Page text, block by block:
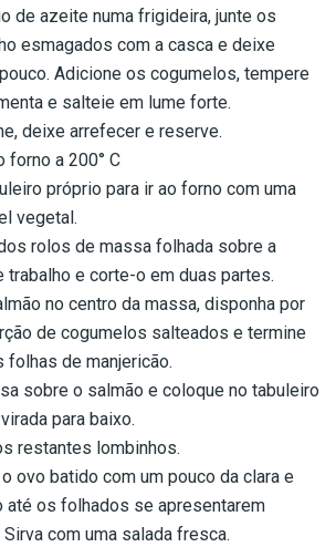
de azeite numa frigideira, junte os
esmagados com a casca e deixe
Adicione os cogumelos, tempere
e salteie em lume forte.
deixe arrefecer e reserve.
forno a 200° C
próprio para ir ao forno com uma
vegetal.
rolos de massa folhada sobre a
trabalho e corte-o em duas partes.
no centro da massa, disponha por
de cogumelos salteados e termine
folhas de manjericão.
sobre o salmão e coloque no tabuleiro
para baixo.
restantes lombinhos.
ovo batido com um pouco da clara e
até os folhados se apresentarem
com uma salada fresca.